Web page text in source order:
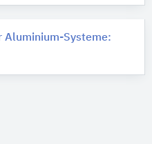
Aluminium-Systeme: